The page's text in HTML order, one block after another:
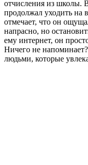
отчисления из школы.
продолжал уходить на
отмечает, что он
напрасно, но
ему интернет, он
Ничего не
людьми, которые